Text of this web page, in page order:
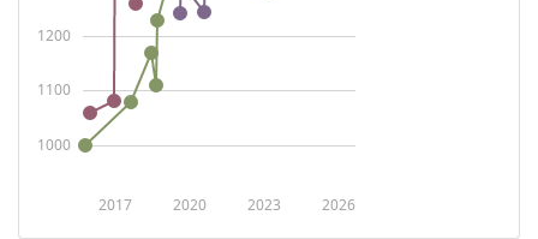
2017 2020 2023 2026
1000
1100
1200